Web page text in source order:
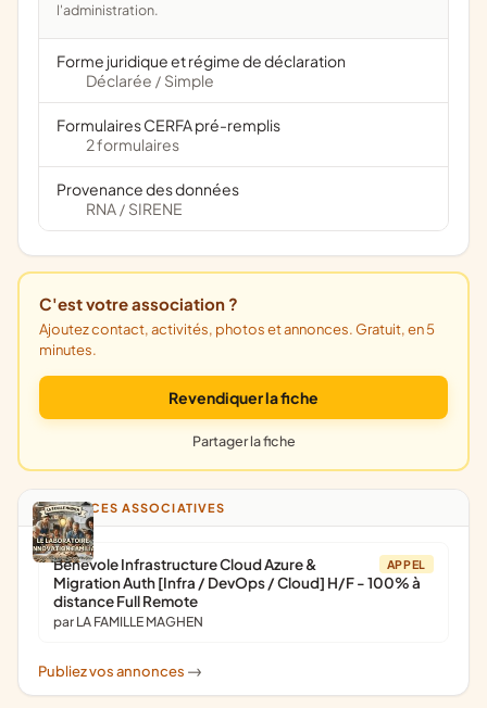
l'administration.
Forme juridique et régime de déclaration
Déclarée / Simple
Formulaires CERFA pré-remplis
2 formulaires
Provenance des données
RNA / SIRENE
C'est votre association ?
Ajoutez contact, activités, photos et annonces. Gratuit, en 5
minutes.
Revendiquer la fiche
Partager la fiche
ANNONCES ASSOCIATIVES
APPEL
Bénévole Infrastructure Cloud Azure &
Migration Auth [Infra / DevOps / Cloud] H/F - 100% à
distance Full Remote
par LA FAMILLE MAGHEN
Publiez vos annonces ->